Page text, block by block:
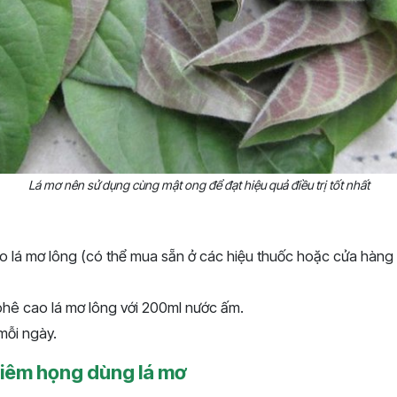
Lá mơ nên sử dụng cùng mật ong để đạt hiệu quả điều trị tốt nhất
lá mơ lông (có thể mua sẵn ở các hiệu thuốc hoặc cửa
cao lá mơ lông với 200ml nước ấm.
ngày.
họng dùng lá mơ